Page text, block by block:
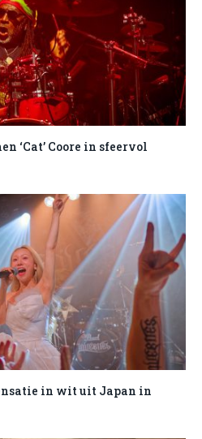
‘Cat’ Coore in sfeervol
in wit uit Japan in